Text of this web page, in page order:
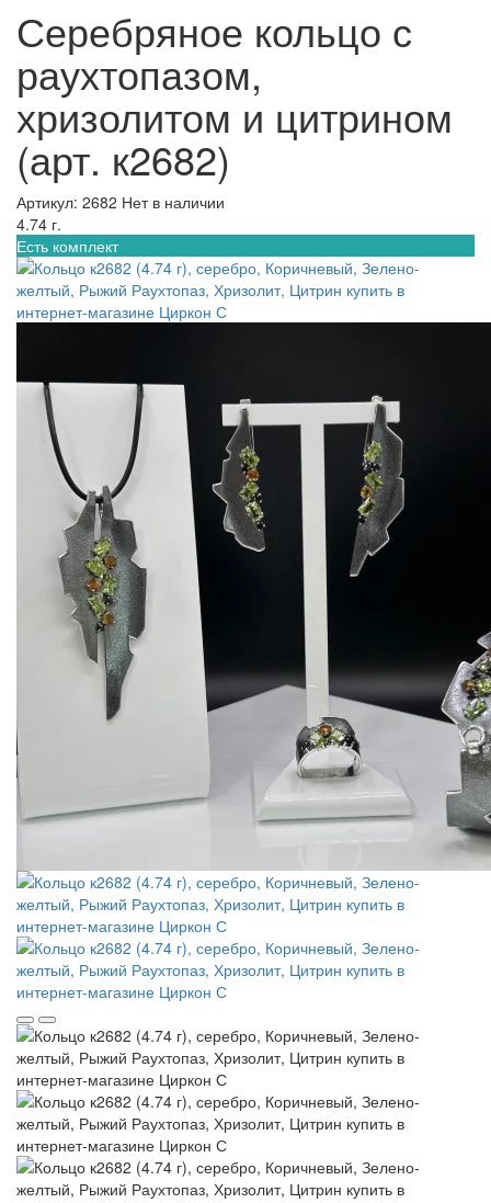
Серебряное кольцо с
раухтопазом,
хризолитом и цитрином
(арт. к2682)
Артикул: 2682 Нет в наличии
4.74 г.
Есть комплект